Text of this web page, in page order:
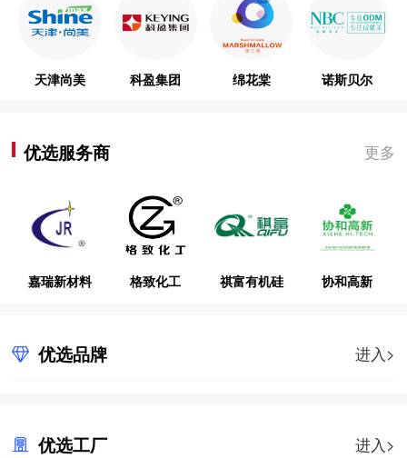
天津尚美 科盈集团 绵花棠 诺斯贝尔
优选服务商 更多
嘉瑞新材料 格致化工 祺富有机硅 协和高新
优选品牌 进入>
优选工厂 进入>